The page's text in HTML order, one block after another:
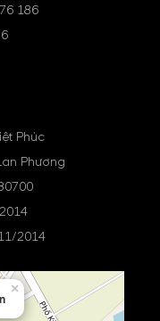
186
Phúc
Phương
2014
×